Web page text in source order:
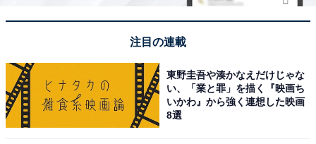
前年比+ 2.9％）、シアトル大都市圏（1万3002人／前年
比+ 3.4％）などが人気を集めています。
回答者からは、「給料、仕事量が求人数等一番期待がで
注目の連載
東野圭吾や湊かなえだけじゃな
い、「業と罪」を描く『映画ち
いかわ』から強く連想した映画
8選